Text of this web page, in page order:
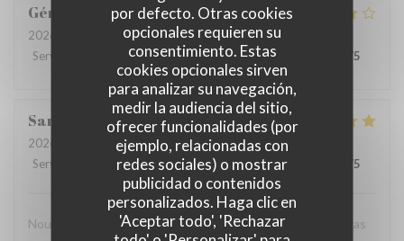
por defecto. Otras cookies
opcionales requieren su
consentimiento. Estas
cookies opcionales sirven
para analizar su navegación,
medir la audiencia del sitio,
ofrecer funcionalidades (por
ejemplo, relacionadas con
redes sociales) o mostrar
publicidad o contenidos
personalizados. Haga clic en
'Aceptar todo', 'Rechazar
Gérard
2026-08-05
- 13:30 - Invitados 4
Servicio
Ambiente:4/5 Menú:3/5 Calidad / Precio /5
Sandrine
2026-07-30
- 12:30 - Invitados 4
Servicio
Ambiente : 5/5 Menú :5/5 Calidad / Precio /5
Nous avons été très bien accueilli et avons apprécié le repas